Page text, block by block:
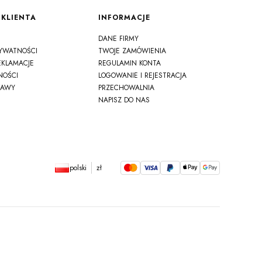
INFORMACJE
DANE FIRMY
TWOJE ZAMÓWIENIA
REGULAMIN KONTA
LOGOWANIE I REJESTRACJA
PRZECHOWALNIA
NAPISZ DO NAS
polski zł